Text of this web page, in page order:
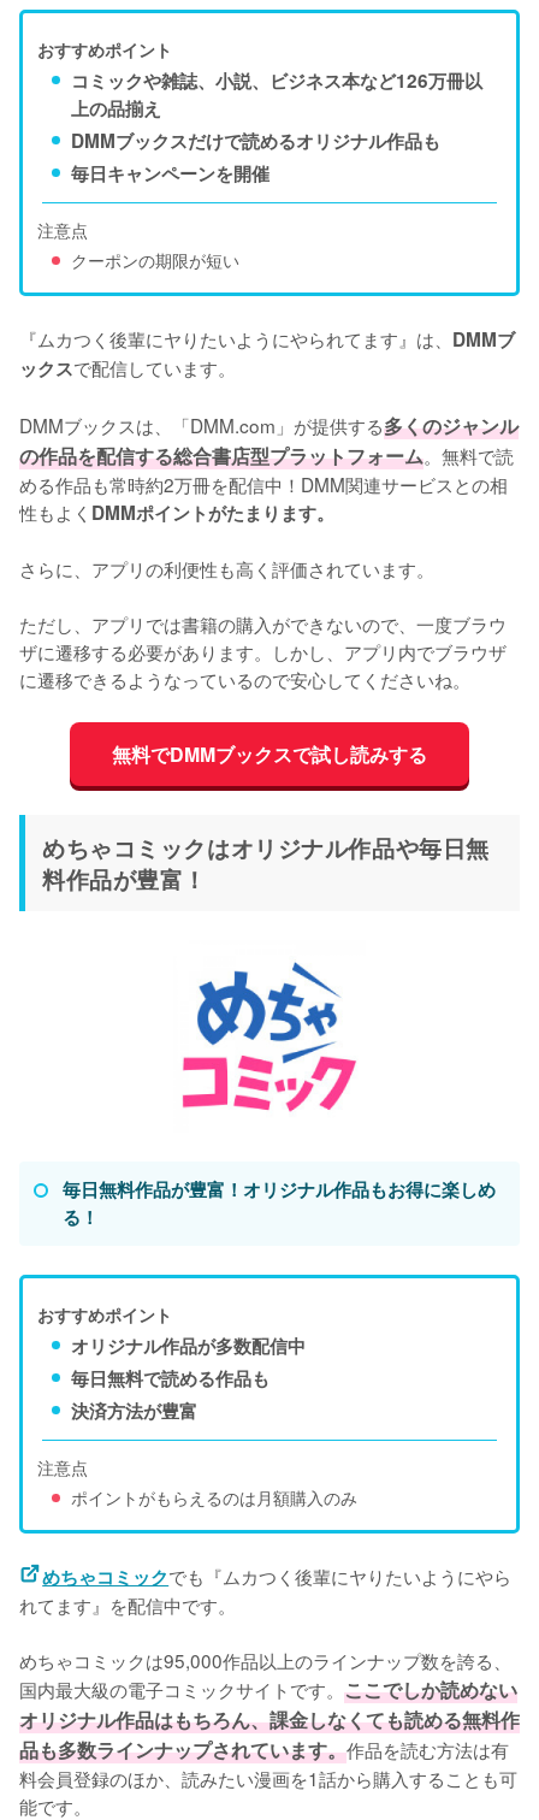
おすすめポイント
コミックや雑誌、小説、ビジネス本など126万冊以
上の品揃え
DMMブックスだけで読めるオリジナル作品も
毎日キャンペーンを開催
注意点
クーポンの期限が短い
『ムカつく後輩にヤりたいようにやられてます』は、 DMMブ
ックスで配信しています。
DMMブックスは、「DMM.com」が提供する多くのジャンル
の作品を配信する総合書店型プラットフォーム。無料で読
める作品も常時約2万冊を配信中！DMM関連サービスとの相
性もよく DMMポイントがたまります。
さらに、アプリの利便性も高く評価されています。
ただし、アプリでは書籍の購入ができないので、一度ブラウ
ザに遷移する必要があります。しかし、アプリ内でブラウザ
に遷移できるようなっているので安心してくださいね。
無料でDMMブックスで試し読みする
めちゃコミックはオリジナル作品や毎日無
料作品が豊富！
毎日無料作品が豊富！オリジナル作品もお得に楽しめ
る！
おすすめポイント
オリジナル作品が多数配信中
毎日無料で読める作品も
決済方法が豊富
注意点
ポイントがもらえるのは月額購入のみ
めちゃコミックでも『ムカつく後輩にヤりたいようにやら
れてます』を配信中です。
めちゃコミックは95,000作品以上のラインナップ数を誇る、
国内最大級の電子コミックサイトです。 ここでしか読めない
オリジナル作品はもちろん、課金しなくても読める無料作
品も多数ラインナップされています。作品を読む方法は有
料会員登録のほか、読みたい漫画を1話から購入することも可
能です。